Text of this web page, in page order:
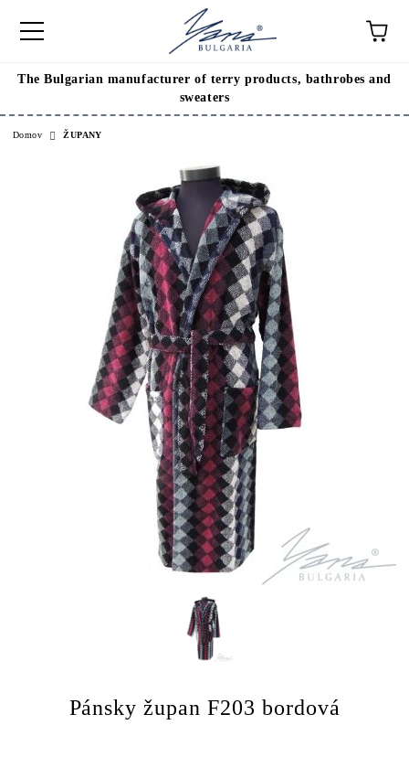
The Bulgarian manufacturer of terry products, bathrobes and
sweaters
Domov ŽUPANY
Pánsky župan F203 bordová